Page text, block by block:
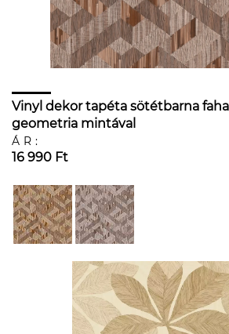
Vinyl dekor tapéta sötétbarna
geometria mintával
ÁR:
16 990 Ft